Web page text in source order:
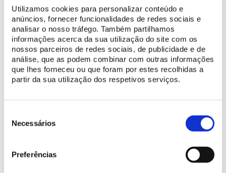
Utilizamos cookies para personalizar conteúdo e
anúncios, fornecer funcionalidades de redes sociais e
analisar o nosso tráfego. Também partilhamos
informações acerca da sua utilização do site com os
nossos parceiros de redes sociais, de publicidade e de
análise, que as podem combinar com outras informações
que lhes forneceu ou que foram por estes recolhidas a
partir da sua utilização dos respetivos serviços.
Necessários
Preferências